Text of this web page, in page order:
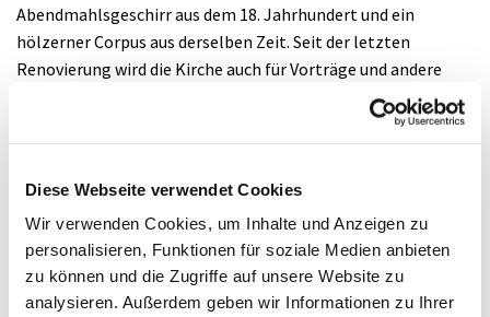
Diese Webseite verwendet Cookies
Wir verwenden Cookies, um Inhalte und Anzeigen zu
personalisieren, Funktionen für soziale Medien anbieten
zu können und die Zugriffe auf unsere Website zu
analysieren. Außerdem geben wir Informationen zu Ihrer
Abendmahlsgeschirr aus dem 18. Jahrhundert und ein
hölzerner Corpus aus derselben Zeit. Seit der letzten
Renovierung wird die Kirche auch für Vorträge und andere
Veranstaltungen genutzt. 2012 bekam sie wieder eine
Turmuhr und eine Stundenglocke, die durch Spenden
finanziert wurden.
nach einem unveröffentlichten Aufsatz zur Roßberger
Anschrift:
Untergasse 1, 35085 Ebsdorfergrund